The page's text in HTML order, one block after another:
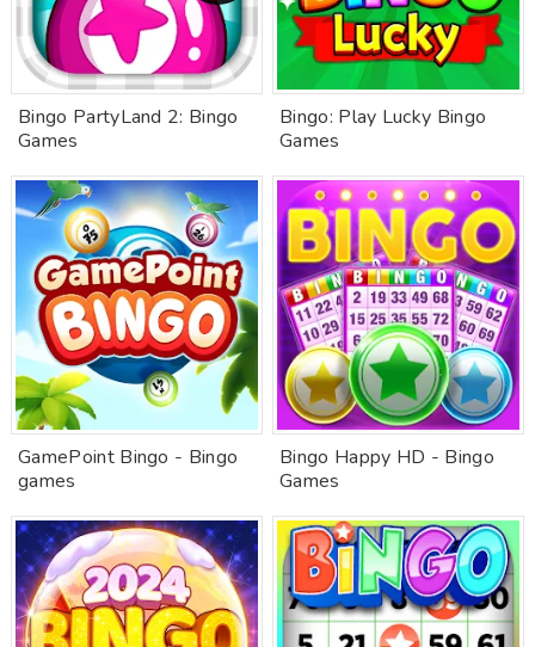
Bingo PartyLand 2: Bingo
Games
Bingo: Play Lucky Bingo
Games
GamePoint Bingo - Bingo
games
Bingo Happy HD - Bingo
Games